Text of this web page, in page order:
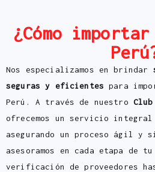
¿Cómo
Nos especializamos en brindar
seguras y eficientes para
Perú. A través de nuestro
ofrecemos un servicio integral
asegurando un proceso ágil y
asesoramos en cada etapa de
verificación de proveedores